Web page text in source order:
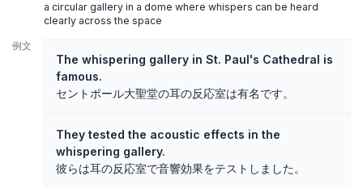
a circular gallery in a dome where whispers can be heard
clearly across the space
例文
The whispering gallery in St. Paul's Cathedral is
famous.
セントポール大聖堂の耳の反応室は有名です。
They tested the acoustic effects in the
whispering gallery.
彼らは耳の反応室で音響効果をテストしました。